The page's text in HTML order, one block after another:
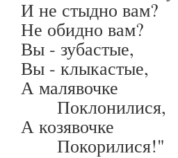
И не стыдно вам?
Не обидно вам?
Вы - зубастые,
Вы - клыкастые,
А малявочке
Поклонилися,
А козявочке
Покорилися!"